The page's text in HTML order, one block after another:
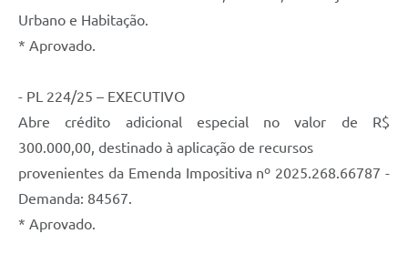
Urbano e Habitação.
* Aprovado.
- PL 224/25 – EXECUTIVO
Abre crédito adicional especial no valor de R$
300.000,00, destinado à aplicação de recursos
provenientes da Emenda Impositiva nº 2025.268.66787 -
Demanda: 84567.
* Aprovado.